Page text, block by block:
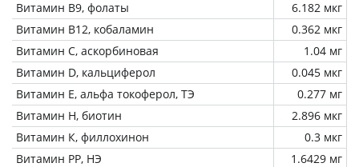
Витамин В9, фолаты
6.182 мкг
Витамин В12, кобаламин
0.362 мкг
Витамин C, аскорбиновая
1.04 мг
Витамин D, кальциферол
0.045 мкг
Витамин Е, альфа токоферол, ТЭ
0.277 мг
Витамин Н, биотин
2.896 мкг
Витамин К, филлохинон
0.3 мкг
Витамин РР, НЭ
1.6429 мг